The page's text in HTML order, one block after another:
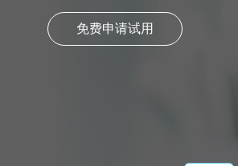
免费申请试用